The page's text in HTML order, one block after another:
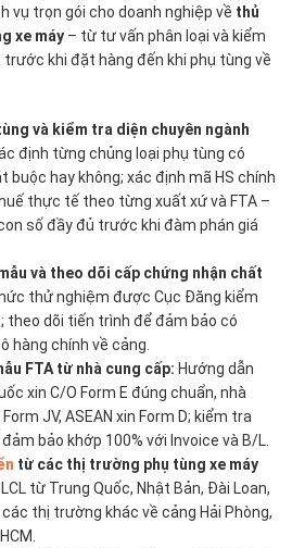
vụ trọn gói cho doanh nghiệp về thủ
xe máy – từ tư vấn phân loại và kiểm
khi đặt hàng đến khi phụ tùng về
và kiểm tra diện chuyên ngành
định từng chủng loại phụ tùng có
buộc hay không; xác định mã HS chính
thực tế theo từng xuất xứ và FTA –
số đầy đủ trước khi đàm phán giá
và theo dõi cấp chứng nhận chất
thử nghiệm được Cục Đăng kiểm
theo dõi tiến trình để đảm bảo có
hàng chính về cảng.
FTA từ nhà cung cấp: Hướng dẫn
xin C/O Form E đúng chuẩn, nhà
JV, ASEAN xin Form D; kiểm tra
bảo khớp 100% với Invoice và B/L.
từ các thị trường phụ tùng xe máy
từ Trung Quốc, Nhật Bản, Đài Loan,
thị trường khác về cảng Hải Phòng,